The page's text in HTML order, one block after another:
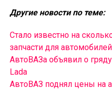
Другие новости по теме:
Стало известно на
запчасти для
АвтоВАЗа объявил о
Lada
АвтоВАЗ поднял цены на